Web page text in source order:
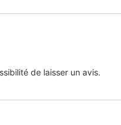
de laisser un avis.